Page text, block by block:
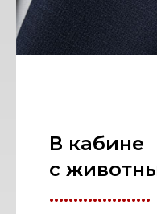
В кабине
с
.....................